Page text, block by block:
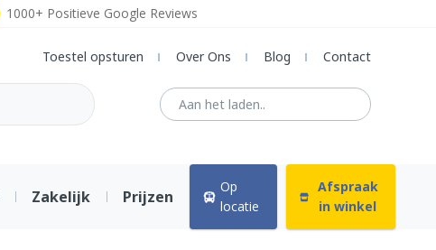
1000+ Positieve Google Reviews
Toestel opsturen
Over Ons Blog Contact
Zakelijk Prijzen
Op
locatie
Afspraak
in winkel